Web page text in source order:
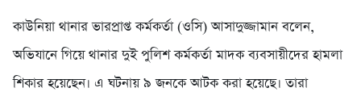
কাউনিয়া থানার ভারপ্রাপ্ত কর্মকর্তা (ওসি) আসাদুজ্জামান বলেন,
অভিযানে গিয়ে থানার দুই পুলিশ কর্মকর্তা মাদক ব্যবসায়ীদের হামলা
শিকার হয়েছেন। এ ঘটনায় ৯ জনকে আটক করা হয়েছে। তারা